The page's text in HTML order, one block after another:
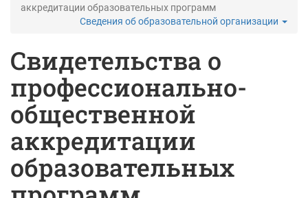
аккредитации образовательных программ
Сведения об образовательной организации
Свидетельства о
профессионально-
общественной
аккредитации
образовательных